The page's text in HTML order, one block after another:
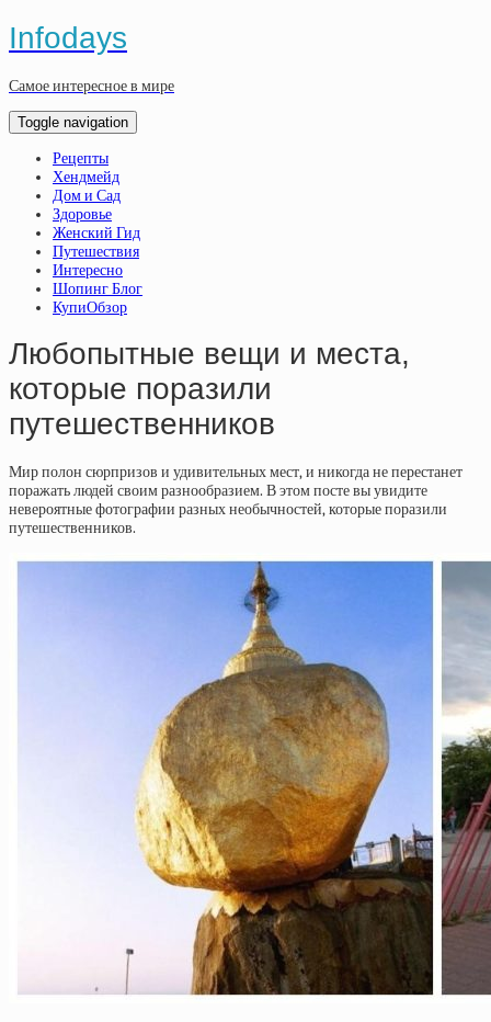
Infodays
Самое интересное в мире
Toggle navigation
Рецепты
Хендмейд
Дом и Сад
Здоровье
Женский Гид
Путешествия
Интересно
Шопинг Блог
КупиОбзор
Любопытные вещи и места,
которые поразили
путешественников
Мир полон сюрпризов и удивительных мест, и никогда не перестанет
поражать людей своим разнообразием. В этом посте вы увидите
невероятные фотографии разных необычностей, которые поразили
путешественников.